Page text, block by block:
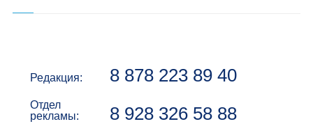
Редакция: 8 878 223 89 40
Отдел
рекламы:
8 928 326 58 88